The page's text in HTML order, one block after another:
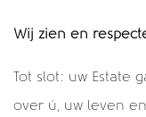
Wij zien en
Tot slot: uw Estate
over ú, uw leven